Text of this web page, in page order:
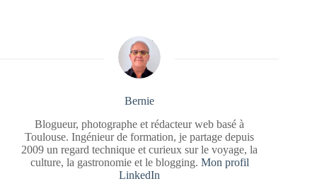
Bernie
Blogueur, photographe et rédacteur web basé à
Toulouse. Ingénieur de formation, je partage depuis
2009 un regard technique et curieux sur le voyage, la
culture, la gastronomie et le blogging. Mon profil
LinkedIn